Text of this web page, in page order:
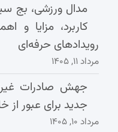
مدال ورزشی، بج
کاربرد، مزایا و
رویدادهای حرفه‌ای
مرداد ۱۱, ۱۴۰۵
جهش صادرات
جدید برای عبور
مرداد ۱۰, ۱۴۰۵